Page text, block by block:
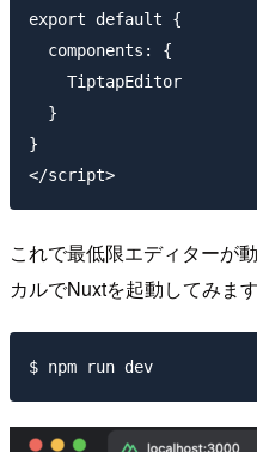
export default {
  components: {
    TiptapEditor
  }
}
これで最低限エディターが
カルでNuxtを起動してみます